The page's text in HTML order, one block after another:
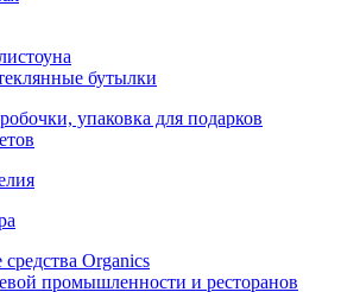
бутылки
упаковка для подарков
Organics
промышленности и ресторанов